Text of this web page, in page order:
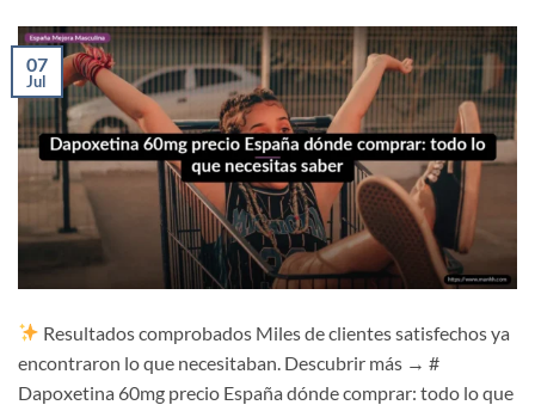
07
Jul
Resultados comprobados Miles de clientes satisfechos ya
encontraron lo que necesitaban. Descubrir más → #
Dapoxetina 60mg precio España dónde comprar: todo lo que